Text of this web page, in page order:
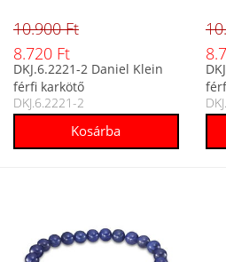
10.900 Ft
8.720 Ft
DKJ.6.2221-2 Daniel Klein
férfi karkötő
DKJ.6.2221-2